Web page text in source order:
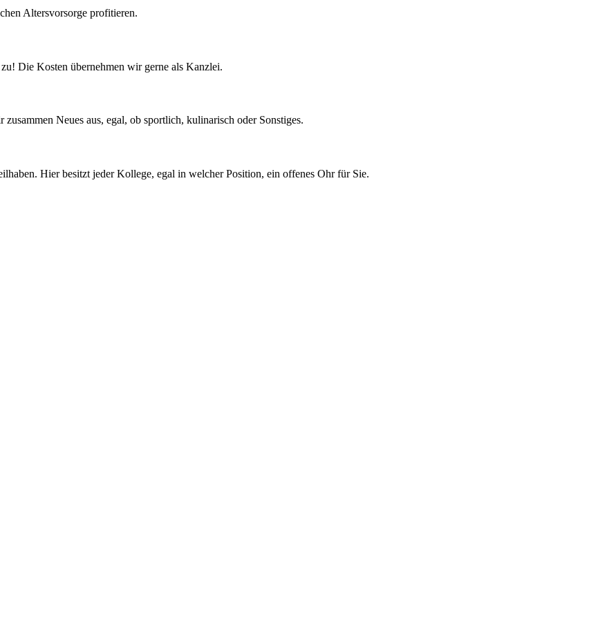
Altersvorsorge profitieren.
Die Kosten übernehmen wir gerne als Kanzlei.
Neues aus, egal, ob sportlich, kulinarisch oder Sonstiges.
Hier besitzt jeder Kollege, egal in welcher Position, ein offenes Ohr für Sie.